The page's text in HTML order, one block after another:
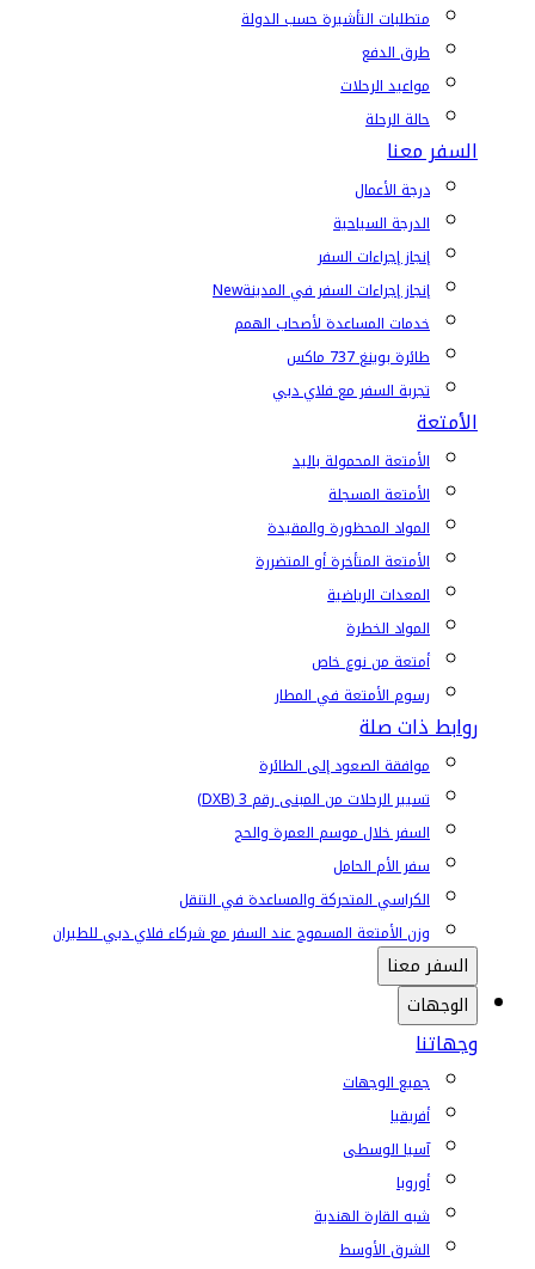
متطلبات التأشيرة حسب الدولة
طرق الدفع
مواعيد الرحلات
حالة الرحلة
السفر معنا
درجة الأعمال
الدرجة السياحية
إنجاز إجراءات السفر
إنجاز إجراءات السفر في المدينةNew
خدمات المساعدة لأصحاب الهمم
طائرة بوينغ 737 ماكس
تجربة السفر مع فلاي دبي
الأمتعة
الأمتعة المحمولة باليد
الأمتعة المسجلة
المواد المحظورة والمقيدة
الأمتعة المتأخرة أو المتضررة
المعدات الرياضية
المواد الخطرة
أمتعة من نوع خاص
رسوم الأمتعة في المطار
روابط ذات صلة
موافقة الصعود إلى الطائرة
تسيير الرحلات من المبنى رقم 3 (DXB)
السفر خلال موسم العمرة والحج
سفر الأم الحامل
الكراسي المتحركة والمساعدة في التنقل
وزن الأمتعة المسموح عند السفر مع شركاء فلاي دبي للطيران
السفر معنا
الوجهات
وجهاتنا
جميع الوجهات
أفريقيا
آسيا الوسطى
أوروبا
شبه القارة الهندية
الشرق الأوسط